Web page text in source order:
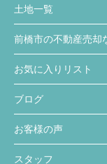
土地一覧
前橋市の不動産売却
お気に入りリスト
ブログ
お客様の声
スタッフ